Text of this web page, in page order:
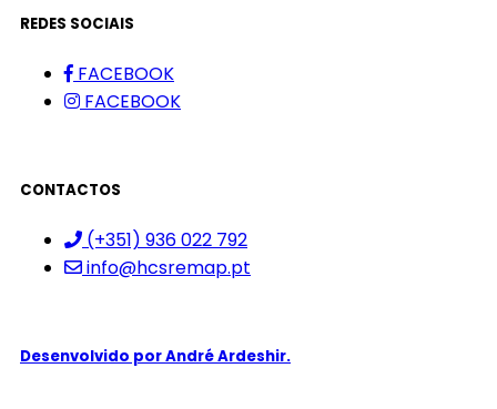
REDES SOCIAIS
FACEBOOK
FACEBOOK
CONTACTOS
(+351) 936 022 792
info@hcsremap.pt
Desenvolvido porAndré Ardeshir.